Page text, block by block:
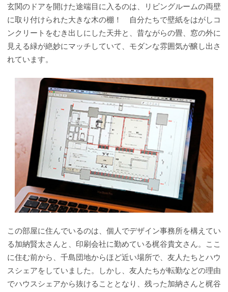
玄関のドアを開けた途端目に入るのは、リビングルームの両壁
に取り付けられた大きな木の棚！ 自分たちで壁紙をはがしコ
ンクリートをむき出しにした天井と、昔ながらの畳、窓の外に
見える緑が絶妙にマッチしていて、モダンな雰囲気が醸し出さ
れています。
この部屋に住んでいるのは、個人でデザイン事務所を構えてい
る加納賢太さんと、印刷会社に勤めている梶谷貴文さん。ここ
に住む前から、千島団地からほど近い場所で、友人たちとハウ
スシェアをしていました。しかし、友人たちが転勤などの理由
でハウスシェアから抜けることとなり、残った加納さんと梶谷